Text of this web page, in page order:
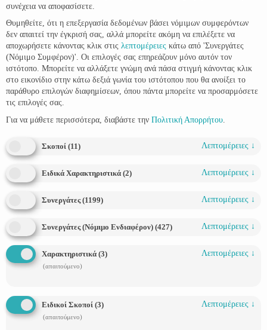
προετοιμασία για τις γιορτές
συνέχεια να αποφασίσετε.
Θυμηθείτε, ότι η επεξεργασία δεδομένων βάσει νόμιμων συμφερόντων
δεν απαιτεί την έγκρισή σας, αλλά μπορείτε ακόμη να επιλέξετε να
αποχωρήσετε κάνοντας κλικ στις λεπτομέρειες κάτω από 'Συνεργάτες
(Νόμιμο Συμφέρον)'. Οι επιλογές σας επηρεάζουν μόνο αυτόν τον
ιστότοπο. Μπορείτε να αλλάξετε γνώμη ανά πάσα στιγμή κάνοντας κλικ
στο εικονίδιο στην κάτω δεξιά γωνία του ιστότοπου που θα ανοίξει το
παράθυρο επιλογών διαφημίσεων, όπου πάντα μπορείτε να προσαρμόσετε
τις επιλογές σας.
Για να μάθετε περισσότερα, διαβάστε την Πολιτική Απορρήτου.
Σκοποί (11) Λεπτομέρειες ↓
Ειδικά Χαρακτηριστικά (2) Λεπτομέρειες ↓
Συνεργάτες (1199) Λεπτομέρειες ↓
Συνεργάτες (Νόμιμο Ενδιαφέρον) (427) Λεπτομέρειες ↓
Χαρακτηριστικά (3)
(απαιτούμενο)
Λεπτομέρειες ↓
Ειδικοί Σκοποί (3)
(απαιτούμενο)
Λεπτομέρειες ↓